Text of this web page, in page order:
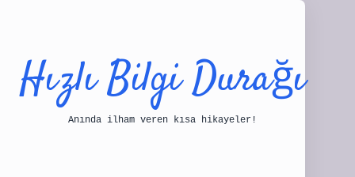
Hızlı Bilgi Durağı
Anında ilham veren kısa hikayeler!